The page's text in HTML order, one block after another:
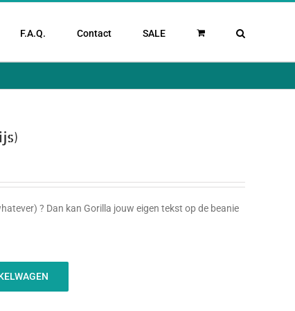
F.A.Q. Contact SALE
? Dan kan Gorilla jouw eigen tekst op de beanie